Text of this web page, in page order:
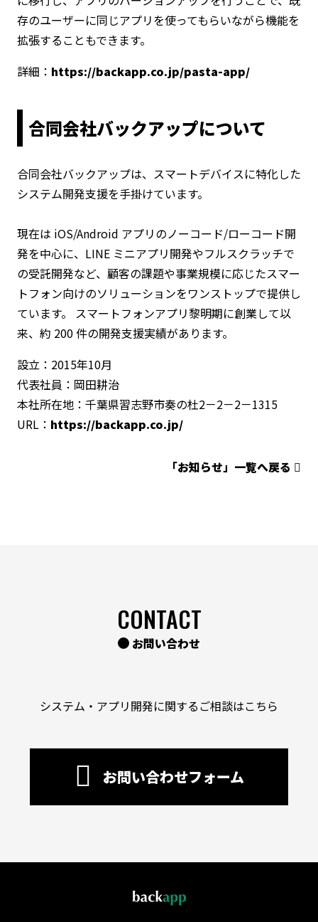
存のユーザーに同じアプリを使ってもらいながら機能を
拡張することもできます。
詳細： https://backapp.co.jp/pasta-app/
合同会社バックアップについて
合同会社バックアップは、スマートデバイスに特化した
システム開発支援を手掛けています。
現在は iOS/Android アプリのノーコード/ローコード開
発を中心に、LINE ミニアプリ開発やフルスクラッチで
の受託開発など、顧客の課題や事業規模に応じたスマー
トフォン向けのソリューションをワンストップで提供し
ています。 スマートフォンアプリ黎明期に創業して以
来、約 200 件の開発支援実績があります。
設立：2015年10月
代表社員：岡田耕治
本社所在地：千葉県習志野市奏の杜2－2－2－1315
URL： https://backapp.co.jp/
「お知らせ」一覧へ戻る
CONTACT
お問い合わせ
システム・アプリ開発に関するご相談はこちら
お問い合わせフォーム